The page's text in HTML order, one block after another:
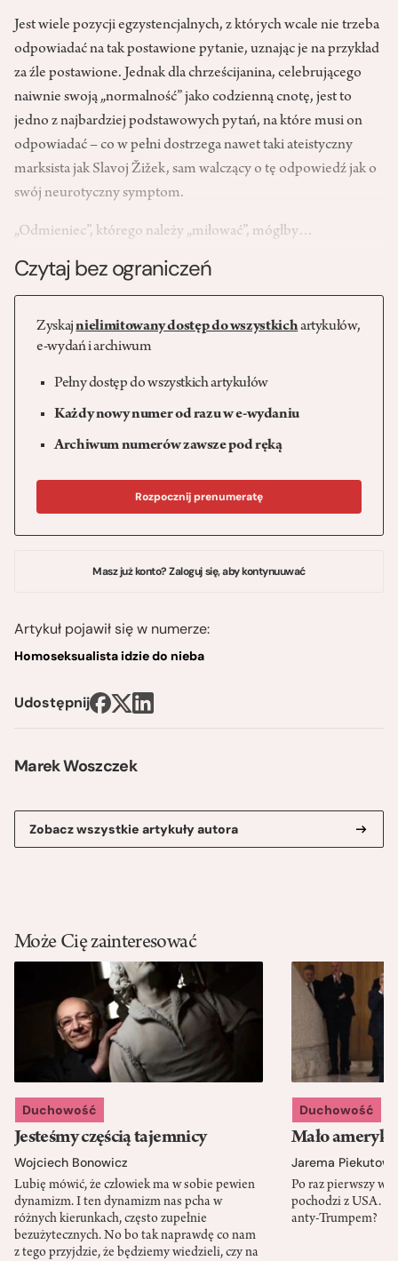
Marek Woszczek
Zobacz wszystkie artykuły autora
Jest wiele pozycji egzystencjalnych, z których wcale nie trzeba
odpowiadać na tak postawione pytanie, uznając je na przykład
za źle postawione. Jednak dla chrześcijanina, celebrującego
naiwnie swoją „normalność” jako codzienną cnotę, jest to
jedno z najbardziej podstawowych pytań, na które musi on
odpowiadać – co w pełni dostrzega nawet taki ateistyczny
marksista jak Slavoj Žižek, sam walczący o tę odpowiedź jak o
swój neurotyczny symptom.
„Odmieniec”, którego należy „miłować”, mógłby…
Czytaj bez ograniczeń
Zyskajnielimitowany dostęp do wszystkichartykułów,
e-wydań i archiwum
Pełny dostęp do wszystkich artykułów
Każdy nowy numer od razu w e-wydaniu
Archiwum numerów zawsze pod ręką
Rozpocznij prenumeratę
Masz już konto? Zaloguj się, aby kontynuuwać
Artykuł pojawił się w numerze:
Homoseksualista idzie do nieba
Udostępnij
Może Cię zainteresować
Duchowość
Jesteśmy częścią tajemnicy
Wojciech Bonowicz
Lubię mówić, że człowiek ma w sobie pewien
dynamizm. I ten dynamizm nas pcha w
różnych kierunkach, często zupełnie
bezużytecznych. No bo tak naprawdę co nam
z tego przyjdzie, że będziemy wiedzieli, czy na
Duchowość
Mało
Jarema
Po raz pierwszy w
pochodzi z USA.
anty-Trumpem?